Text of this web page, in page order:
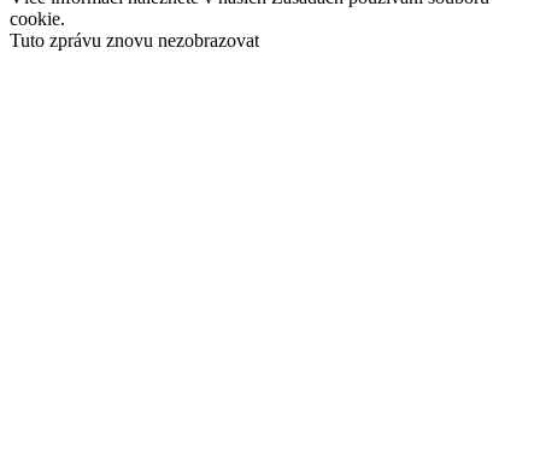
cookie.
Tuto zprávu znovu nezobrazovat